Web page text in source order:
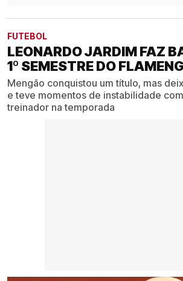
FUTEBOL
LEONARDO JARDIM FAZ
1º SEMESTRE DO
Mengão conquistou um título, mas
e teve momentos de instabilidade
treinador na temporada